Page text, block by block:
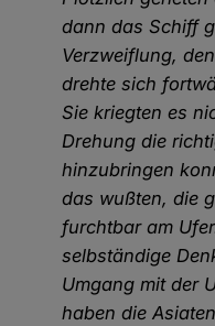
dann das Schiff
Verzweiflung,
drehte sich
Sie kriegten es
Drehung die
hinzubringen
das wußten, die
furchtbar am
selbständige
Umgang mit der
haben die